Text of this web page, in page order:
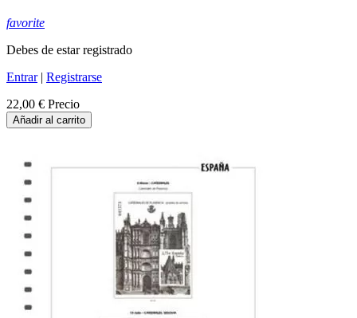
favorite
Debes de estar registrado
Entrar| Registrarse
22,00 € Precio
Añadir al carrito